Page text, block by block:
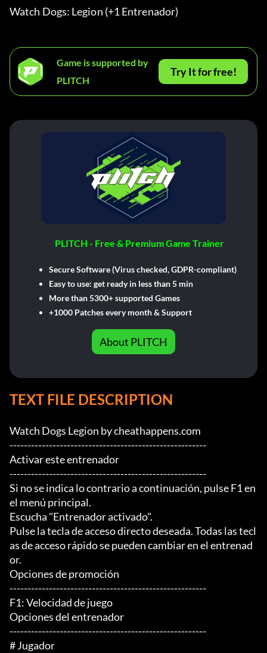
Watch Dogs: Legion (+1 Entrenador)
Game is supported by
PLITCH
Try It for free!
PLITCH - Free & Premium Game Trainer
Secure Software (Virus checked, GDPR-compliant)
Easy to use: get ready in less than 5 min
More than 5300+ supported Games
+1000 Patches every month & Support
About PLITCH
TEXT FILE DESCRIPTION
Watch Dogs Legion by cheathappens.com
-------------------------------------------------------
Activar este entrenador
-------------------------------------------------------
Si no se indica lo contrario a continuación, pulse F1 en
el menú principal.
Escucha "Entrenador activado".
Pulse la tecla de acceso directo deseada. Todas las tecl
as de acceso rápido se pueden cambiar en el entrenad
or.
Opciones de promoción
-------------------------------------------------------
F1: Velocidad de juego
Opciones del entrenador
-------------------------------------------------------
# Jugador